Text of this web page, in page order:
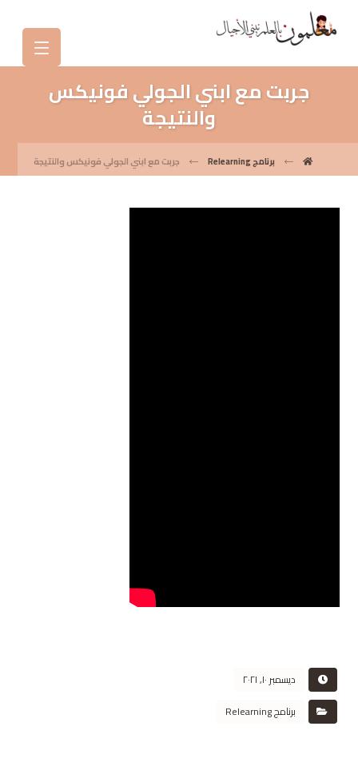
جربت مع ابني الجولي فونيكس
والنتيجة
برنامج Relearning جربت مع ابني الجولي فونيكس والنتيجة
ديسمبر ١٠, ٢٠٢١
برنامج Relearning